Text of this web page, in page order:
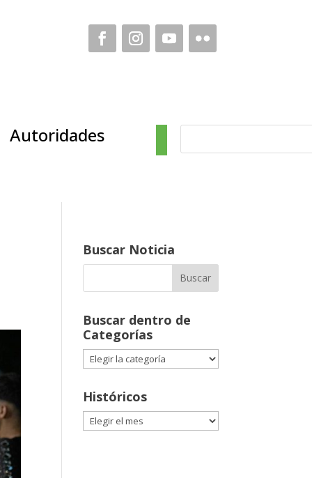
Autoridades
Buscar Noticia
Buscar dentro de
Categorías
Buscar
dentro
Categorías
Históricos
Históricos